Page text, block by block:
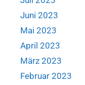
Juni 2023
Mai 2023
April 2023
März 2023
Februar 2023